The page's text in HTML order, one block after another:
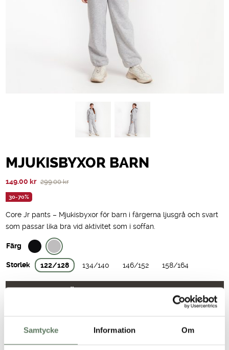
Samtycke Information Om
MJUKISBYXOR BARN
299.00kr
Det
ursprungliga
priset
var:
299.00 kr.
149.00 kr
Det
nuvarande
priset
är:
149.00 kr.
30-70%
Core Jr pants – Mjukisbyxor för barn i färgerna ljusgrå och svart
som passar lika bra vid aktivitet som i soffan.
Storlek 122/128 134/140 146/152 158/164
Färg